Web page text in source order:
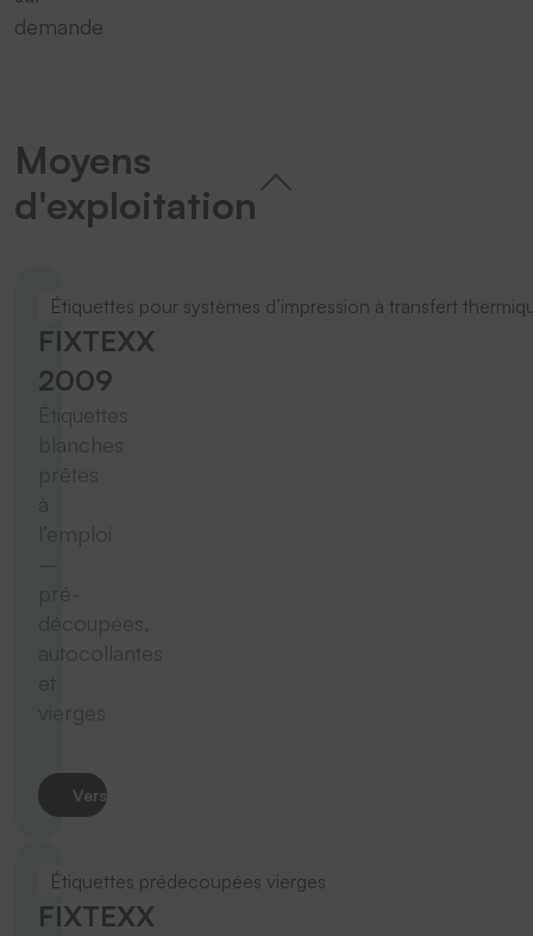
demande
Moyens
d'exploitation
Étiquettes pour systèmes d’impression à transfert
FIXTEXX
2009
Étiquettes
blanches
prêtes
l’emploi
pré-
découpées,
autocollantes
vierges
Vers le produit
Étiquettes prédecoupées vierges
FIXTEXX